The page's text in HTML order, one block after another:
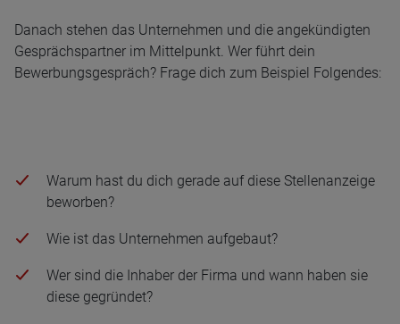
Danach stehen das Unternehmen und die angekündigten
Gesprächspartner im Mittelpunkt. Wer führt dein
Bewerbungsgespräch? Frage dich zum Beispiel Folgendes:
Warum hast du dich gerade auf diese Stellenanzeige
beworben?
Wie ist das Unternehmen aufgebaut?
Wer sind die Inhaber der Firma und wann haben sie
diese gegründet?